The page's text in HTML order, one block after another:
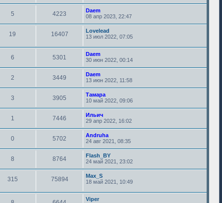
5 4223
Daem
08 апр 2023, 22:47
19 16407
Lovelead
13 июл 2022, 07:05
6 5301
Daem
30 июн 2022, 00:14
2 3449
Daem
13 июн 2022, 11:58
3 3905
Тамара
10 май 2022, 09:06
1 7446
Ильич
29 апр 2022, 16:02
0 5702
Andruha
24 авг 2021, 08:35
8 8764
Flash_BY
24 май 2021, 23:02
315 75894
Max_S
18 май 2021, 10:49
Viper